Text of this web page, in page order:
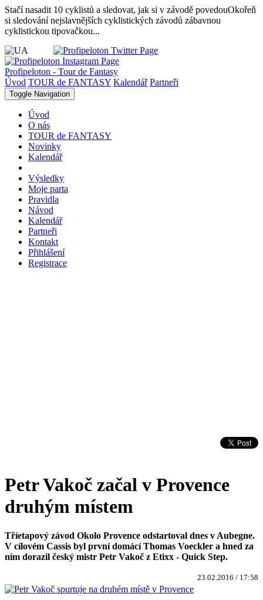
Stačí nasadit 10 cyklistů a sledovat, jak si v závodě povedouOkořeň
si sledování nejslavnějších cyklistických závodů zábavnou
cyklistickou tipovačkou...
Profipeloton - Tour de Fantasy
Úvod TOUR de FANTASY Kalendář Partneři
Toggle Navigation
Úvod
O nás
TOUR de FANTASY
Novinky
Kalendář
Výsledky
Moje parta
Pravidla
Návod
Kalendář
Partneři
Kontakt
Přihlášení
Registrace
Petr Vakoč začal v Provence
druhým místem
Tříetapový závod Okolo Provence odstartoval dnes v Aubegne.
V cílovém Cassis byl první domácí Thomas Voeckler a hned za
ním dorazil český mistr Petr Vakoč z Etixx - Quick Step.
23.02.2016 / 17:58